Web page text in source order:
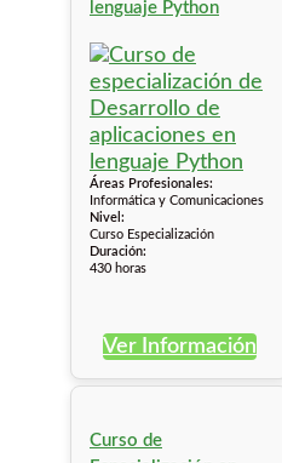
lenguaje Python
Áreas Profesionales:
Informática y Comunicaciones
Nivel:
Curso Especialización
Duración:
430 horas
Ver Información
Curso de